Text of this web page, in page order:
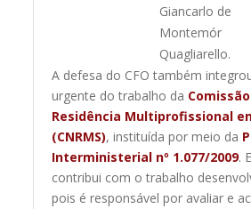
Giancarlo de
Montemór
Quagliarello.
A defesa do CFO também
urgente do trabalho da
Residência Multiprofissional
(CNRMS), instituída por meio da
Interministerial nº 1.077/2009.
contribui com o trabalho
pois é responsável por avaliar e